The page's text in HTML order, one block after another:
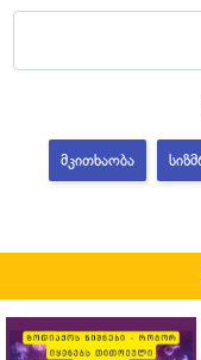
ᲛᲙᲘᲗᲮᲐᲝᲑᲐ